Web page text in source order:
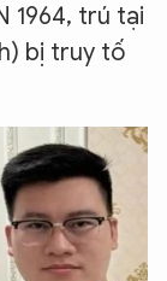
1964, trú tại
bị truy tố